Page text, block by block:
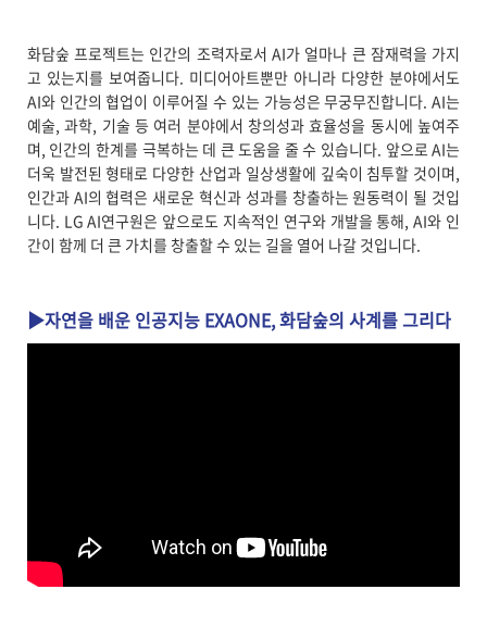
화담숲 프로젝트는 인간의 조력자로서 AI가 얼마나 큰 잠재력을 가지
고 있는지를 보여줍니다. 미디어아트뿐만 아니라 다양한 분야에서도
AI와 인간의 협업이 이루어질 수 있는 가능성은 무궁무진합니다. AI는
예술, 과학, 기술 등 여러 분야에서 창의성과 효율성을 동시에 높여주
며, 인간의 한계를 극복하는 데 큰 도움을 줄 수 있습니다. 앞으로 AI는
더욱 발전된 형태로 다양한 산업과 일상생활에 깊숙이 침투할 것이며,
인간과 AI의 협력은 새로운 혁신과 성과를 창출하는 원동력이 될 것입
니다. LG AI연구원은 앞으로도 지속적인 연구와 개발을 통해, AI와 인
간이 함께 더 큰 가치를 창출할 수 있는 길을 열어 나갈 것입니다.
▶자연을 배운 인공지능 EXAONE, 화담숲의 사계를 그리다